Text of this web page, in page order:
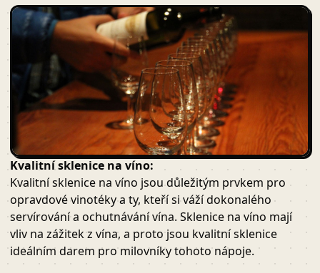
Kvalitní sklenice na víno:
Kvalitní sklenice na víno jsou důležitým prvkem pro
opravdové vinotéky a ty, kteří si váží dokonalého
servírování a ochutnávání vína. Sklenice na víno mají
vliv na zážitek z vína, a proto jsou kvalitní sklenice
ideálním darem pro milovníky tohoto nápoje.